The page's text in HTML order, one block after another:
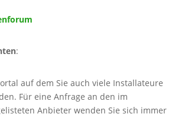
:
auf dem Sie auch viele Installateure
Für eine Anfrage an den im
Anbieter wenden Sie sich immer